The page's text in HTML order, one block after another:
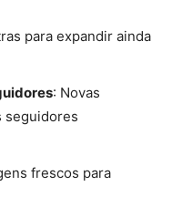
para expandir ainda
: Novas
seguidores
frescos para